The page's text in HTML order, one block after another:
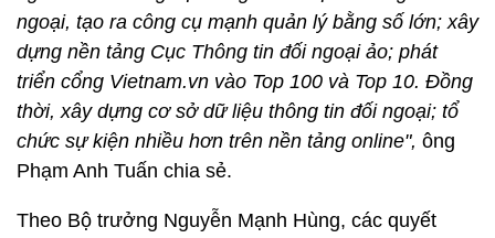
ngoại, tạo ra công cụ mạnh quản lý bằng số lớn; xây
dựng nền tảng Cục Thông tin đối ngoại ảo; phát
triển cổng Vietnam.vn vào Top 100 và Top 10. Đồng
thời, xây dựng cơ sở dữ liệu thông tin đối ngoại; tổ
chức sự kiện nhiều hơn trên nền tảng online", ông
Phạm Anh Tuấn chia sẻ.
Theo Bộ trưởng Nguyễn Mạnh Hùng, các quyết